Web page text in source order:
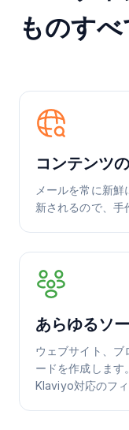
ものすべ
コンテンツ
メールを常に新
新されるので、手
あらゆるソ
ウェブサイト、ブ
ードを作成します
Klaviyo対応のフィ